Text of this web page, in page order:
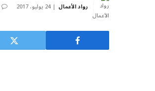
رواد الأعمال 24 يوليو، 2017